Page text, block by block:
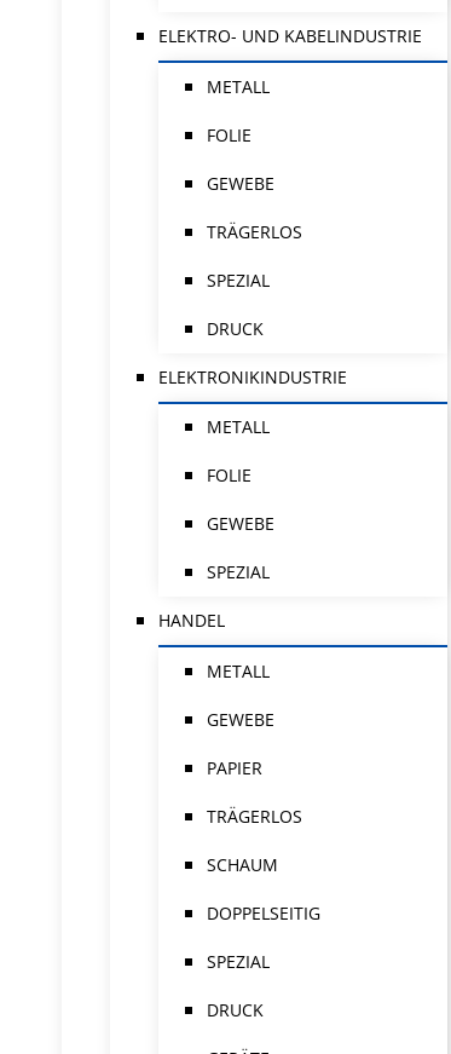
ELEKTRO- UND KABELINDUSTRIE
METALL
FOLIE
GEWEBE
TRÄGERLOS
SPEZIAL
DRUCK
ELEKTRONIKINDUSTRIE
METALL
FOLIE
GEWEBE
SPEZIAL
HANDEL
METALL
GEWEBE
PAPIER
TRÄGERLOS
SCHAUM
DOPPELSEITIG
SPEZIAL
DRUCK